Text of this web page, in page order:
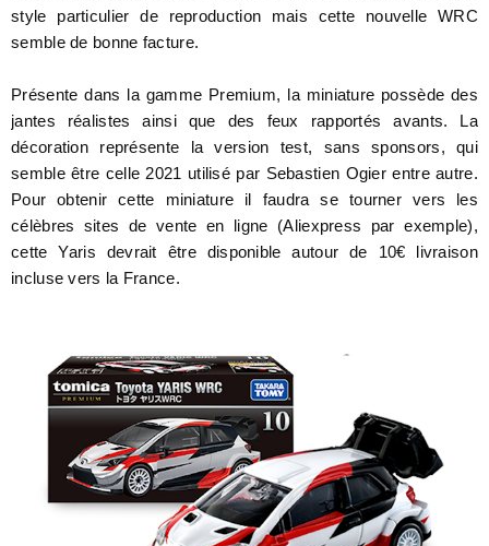
style particulier de reproduction mais cette nouvelle WRC
semble de bonne facture.
Présente dans la gamme Premium, la miniature possède des
jantes réalistes ainsi que des feux rapportés avants. La
décoration représente la version test, sans sponsors, qui
semble être celle 2021 utilisé par Sebastien Ogier entre autre.
Pour obtenir cette miniature il faudra se tourner vers les
célèbres sites de vente en ligne (Aliexpress par exemple),
cette Yaris devrait être disponible autour de 10€ livraison
incluse vers la France.